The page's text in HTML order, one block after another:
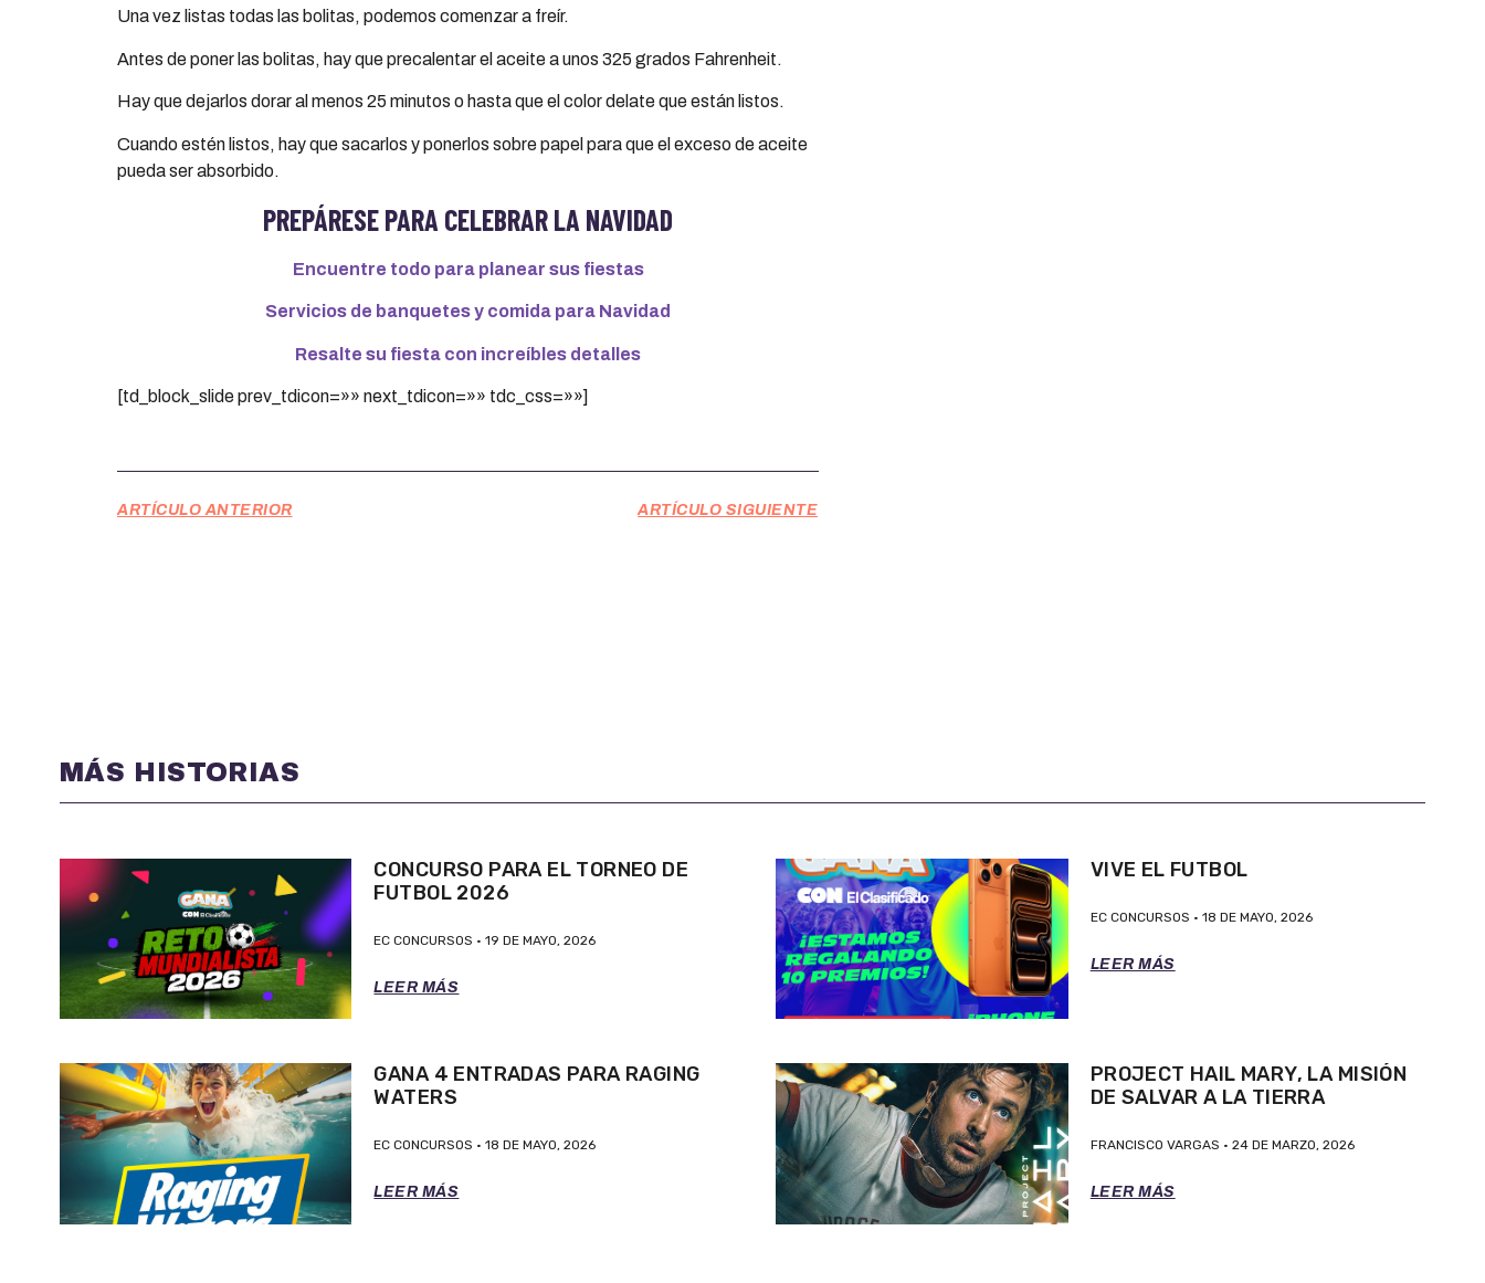
Una vez listas todas las bolitas, podemos comenzar a freír.
Antes de poner las bolitas, hay que precalentar el aceite a unos 325 grados Fahrenheit.
Hay que dejarlos dorar al menos 25 minutos o hasta que el color delate que están listos.
Cuando estén listos, hay que sacarlos y ponerlos sobre papel para que el exceso de aceite
pueda ser absorbido.
PREPÁRESE PARA CELEBRAR LA NAVIDAD
Encuentre todo para planear sus fiestas
Servicios de banquetes y comida para Navidad
Resalte su fiesta con increíbles detalles
[td_block_slide prev_tdicon=»» next_tdicon=»» tdc_css=»»]
ARTÍCULO ANTERIOR ARTÍCULO SIGUIENTE
MÁS HISTORIAS
CONCURSO PARA EL TORNEO DE
FUTBOL 2026
EC CONCURSOS 19 DE MAYO, 2026
LEER MÁS
VIVE EL FUTBOL
EC CONCURSOS 18 DE MAYO, 2026
LEER MÁS
GANA 4 ENTRADAS PARA RAGING
WATERS
EC CONCURSOS 18 DE MAYO, 2026
LEER MÁS
PROJECT HAIL MARY, LA MISIÓN
DE SALVAR A LA TIERRA
FRANCISCO VARGAS 24 DE MARZO, 2026
LEER MÁS